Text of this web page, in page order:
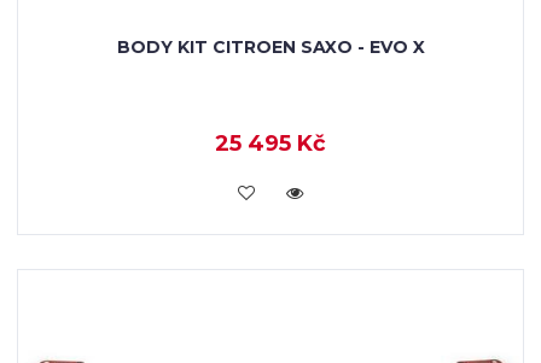
BODY KIT CITROEN SAXO - EVO X
25 495 Kč
KOUPIT